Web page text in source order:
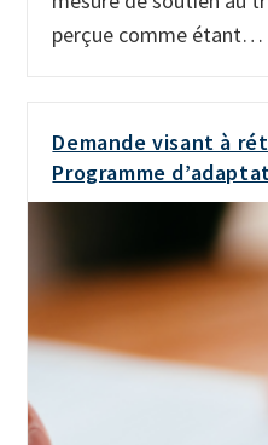
perçue comme étant…
Demande visant à
Programme